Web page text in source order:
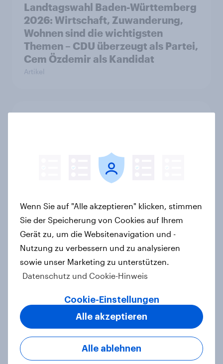
Landtagswahl Baden-Württemberg
2026: Wirtschaft, Zuwanderung,
Wohnen sind die wichtigsten
Themen – CDU überzeugt als Partei,
Cem Özdemir als Kandidat
Artikel
Zeitenwende 2.0 – Wie
Europäerinnen und Europäer die
transatlantischen Beziehungen
wahrnehmen
Artikel
YouGov Sonntagsfrage Februar
2026: Zustimmung zur Union bleibt
unter Bundestagswahl-Ergebnis +++
Zufriedenheit mit Bundesregierung
auf Tiefstand
Wenn Sie auf "Alle akzeptieren" klicken, stimmen
Sie der Speicherung von Cookies auf Ihrem
Gerät zu, um die Websitenavigation und -
Nutzung zu verbessern und zu analysieren
sowie unser Marketing zu unterstützen.
Datenschutz und Cookie-Hinweis
Cookie-Einstellungen
Alle ablehnen
Alle akzeptieren